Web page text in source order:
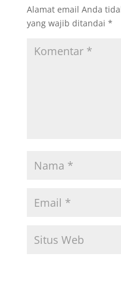
Alamat email Anda
yang wajib ditandai *